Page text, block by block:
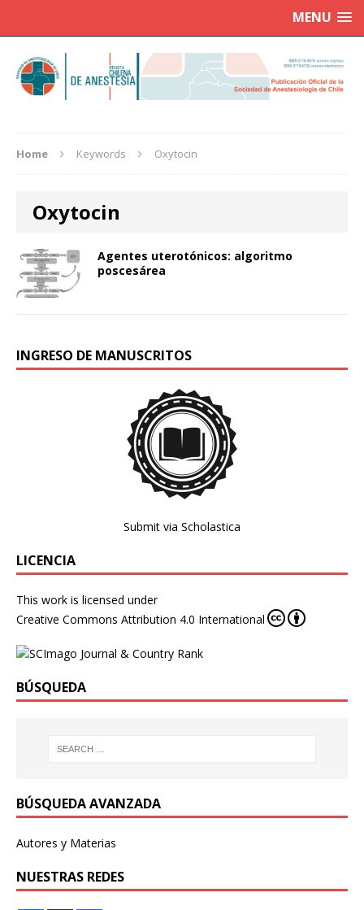
MENU
Home Keywords Oxytocin
Oxytocin
Agentes uterotónicos: algoritmo
poscesárea
INGRESO DE MANUSCRITOS
Submit via Scholastica
LICENCIA
This work is licensed under
Creative Commons Attribution 4.0 International
BÚSQUEDA
BÚSQUEDA AVANZADA
Autores y Materias
NUESTRAS REDES